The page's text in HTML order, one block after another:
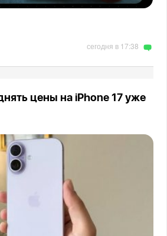
сегодня в 17:38
цены на iPhone 17 уже